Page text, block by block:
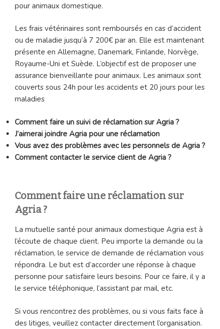
pour animaux domestique.
Les frais vétérinaires sont remboursés en cas d’accident
ou de maladie jusqu’à 7 200€ par an. Elle est maintenant
présente en Allemagne, Danemark, Finlande, Norvège,
Royaume-Uni et Suède. L’objectif est de proposer une
assurance bienveillante pour animaux. Les animaux sont
couverts sous 24h pour les accidents et 20 jours pour les
maladies
Comment faire un suivi de réclamation sur Agria ?
J’aimerai joindre Agria pour une réclamation
Vous avez des problèmes avec les personnels de Agria ?
Comment contacter le service client de Agria ?
Comment faire une réclamation sur
Agria ?
La mutuelle santé pour animaux domestique Agria est à
l’écoute de chaque client. Peu importe la demande ou la
réclamation, le service de demande de réclamation vous
répondra. Le but est d’accorder une réponse à chaque
personne pour satisfaire leurs besoins. Pour ce faire, il y a
le service téléphonique, l’assistant par mail, etc.
Si vous rencontrez des problèmes, ou si vous faits face à
des litiges, veuillez contacter directement l’organisation.